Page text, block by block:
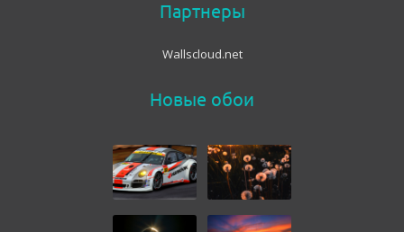
Партнеры
Wallscloud.net
Новые обои